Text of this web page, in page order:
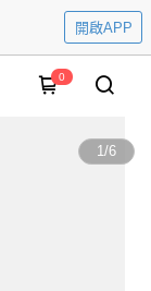
開啟APP
0
1/6